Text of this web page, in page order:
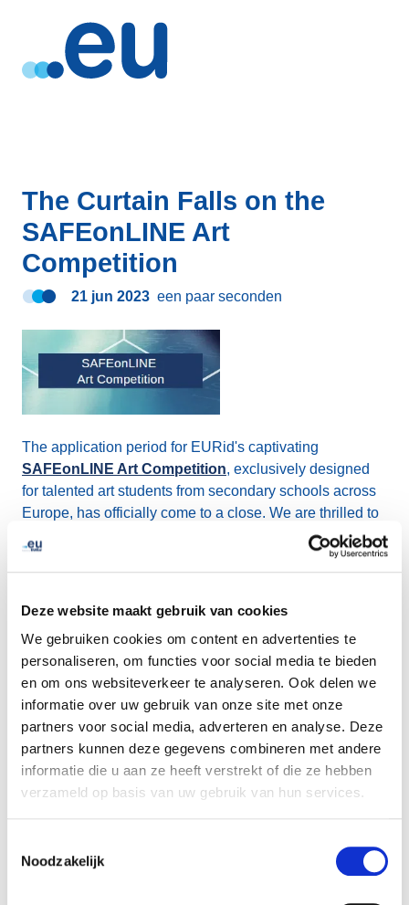
Deze website maakt gebruik van cookies
We gebruiken cookies om content en advertenties te
personaliseren, om functies voor social media te bieden
en om ons websiteverkeer te analyseren. Ook delen we
informatie over uw gebruik van onze site met onze
partners voor social media, adverteren en analyse. Deze
partners kunnen deze gegevens combineren met andere
informatie die u aan ze heeft verstrekt of die ze hebben
verzameld op basis van uw gebruik van hun services.
Noodzakelijk
The Curtain Falls on the
SAFEonLINE Art
Competition
21 jun 2023 een paar seconden
The application period for EURid's captivating
SAFEonLINE Art Competition, exclusively designed
for talented art students from secondary schools across
Europe, has officially come to a close. We are thrilled to
announce that we received a total of 103 remarkable art
pieces, predominantly from the creative minds of Poland,
participant for their incredible contributions!
For the next few weeks the esteemed jury will embark on
the exciting task of evaluating these outstanding
submissions, and the winners will be revealed in mid-
July. Stay tuned!